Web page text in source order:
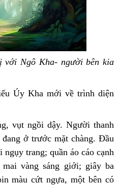
với Ngô Kha- người bên kia
Úy Kha mới về trình diện
vụt ngồi dậy. Người thanh
ở trước mặt chàng. Đầu
trang; quần áo cáo cạnh
vàng sáng giới; giây ba
màu cứt ngựa, một bên có